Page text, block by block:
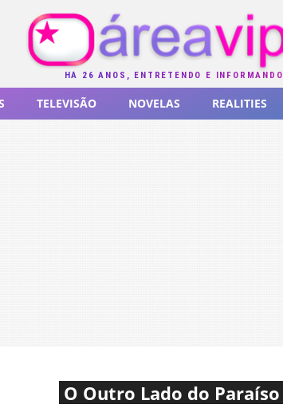
HÁ 26 ANOS, ENTRETENDO E INFORMANDO
TELEVISÃO NOVELAS REALITIES
O Outro Lado do Paraíso